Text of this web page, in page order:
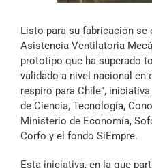
Listo para su fabricación se
Asistencia Ventilatoria
prototipo que ha superado
validado a nivel nacional en
respiro para Chile”,
de Ciencia, Tecnología,
Ministerio de Economía,
Corfo y el fondo SiEmpre.
Esta iniciativa, en la que